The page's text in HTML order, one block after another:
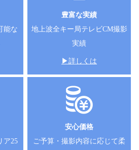
能な
豊富な実績
地上波全キー局テレビCM撮影
実績
▶詳しくは
ア25
安心価格
ご予算・撮影内容に応じて柔